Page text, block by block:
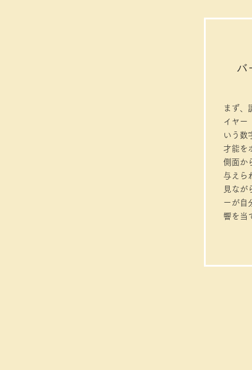
バ
まず、
イヤー
いう数
才能を
側面か
与えら
見なが
ーが自
響を当